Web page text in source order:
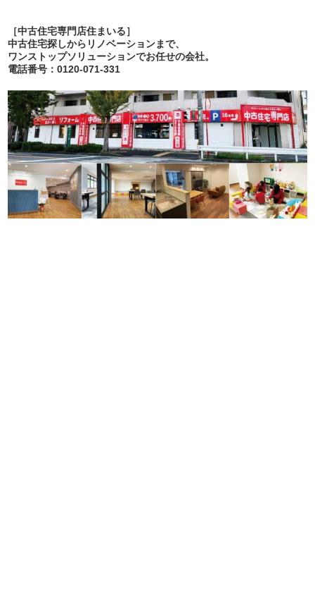
［中古住宅専門店住まいる］
中古住宅探しからリノベーションまで、
ワンストップソリューションでお任せの会社。
電話番号：0120-071-331